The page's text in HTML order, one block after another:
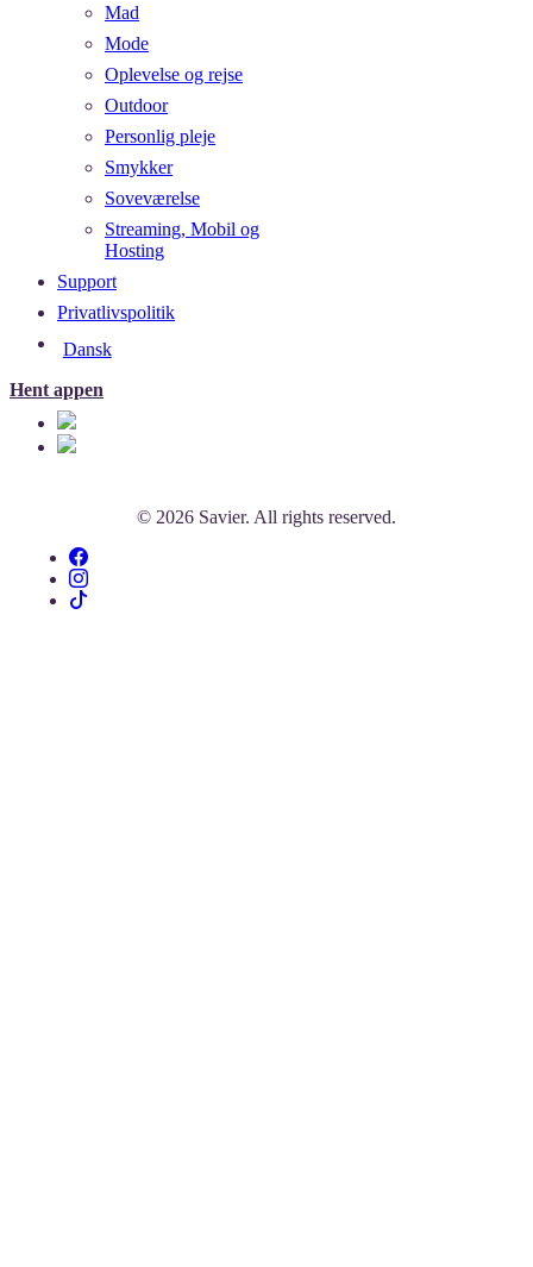
Mad
Mode
Oplevelse og rejse
Outdoor
Personlig pleje
Smykker
Soveværelse
Streaming, Mobil og
Hosting
Support
Privatlivspolitik
Dansk
Hent appen
© 2026 Savier. All rights reserved.